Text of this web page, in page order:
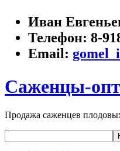
Иван
Телефон: 8-
Email:
Саженцы-
Продажа саженцев